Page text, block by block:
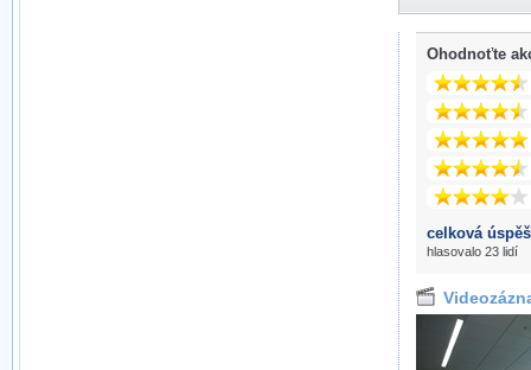
Ohodnoťte
celková
hlasovalo 23 lidí